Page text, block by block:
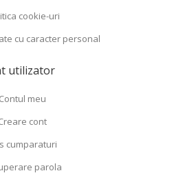
cookie-uri
cu caracter personal
utilizator
Contul meu
cont
cumparaturi
parola